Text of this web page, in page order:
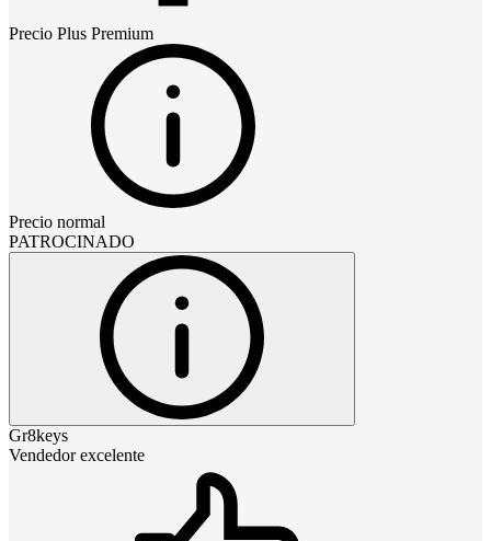
Precio Plus Premium
Precio normal
PATROCINADO
Gr8keys
Vendedor excelente